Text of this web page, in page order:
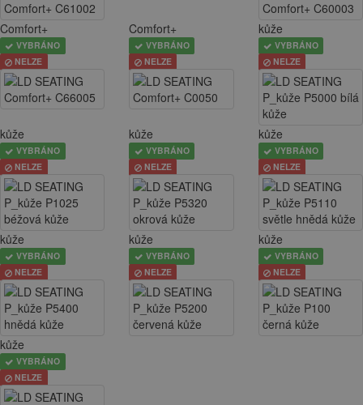
Comfort+
VYBRÁNO
NELZE
Comfort+
VYBRÁNO
NELZE
kůže
VYBRÁNO
NELZE
kůže
VYBRÁNO
NELZE
kůže
VYBRÁNO
NELZE
kůže
VYBRÁNO
NELZE
kůže
VYBRÁNO
NELZE
kůže
VYBRÁNO
NELZE
kůže
VYBRÁNO
NELZE
kůže
VYBRÁNO
NELZE